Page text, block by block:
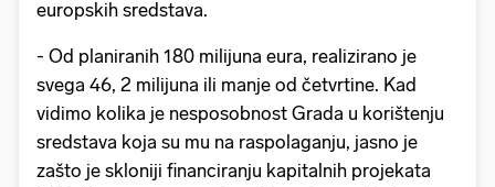
europskih sredstava.
- Od planiranih 180 milijuna eura, realizirano je
svega 46, 2 milijuna ili manje od četvrtine. Kad
vidimo kolika je nesposobnost Grada u korištenju
sredstava koja su mu na raspolaganju, jasno je
zašto je skloniji financiranju kapitalnih projekata